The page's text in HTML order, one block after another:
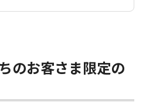
のお客さま限定の